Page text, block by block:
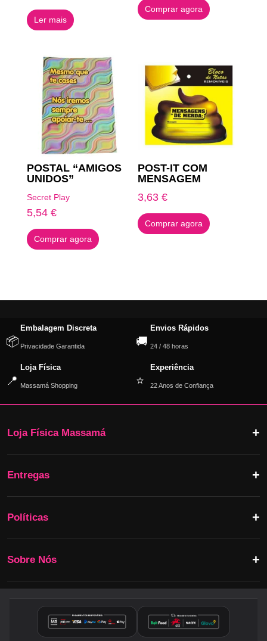
Ler mais
Comprar agora
POSTAL “AMIGOS
UNIDOS”
Secret Play
5,54 €
Comprar agora
POST-IT COM
MENSAGEM
3,63€
Comprar agora
📦
Embalagem Discreta
Privacidade Garantida 🚚
Envios Rápidos
24 / 48 horas
📍
Loja Física
Massamá Shopping ⭐
Experiência
22 Anos de Confiança
Loja Física Massamá
Entregas
Políticas
Sobre Nós